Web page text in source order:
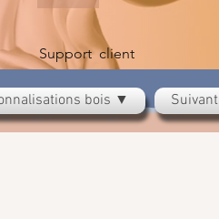
bois ▼ Suivant
Support client